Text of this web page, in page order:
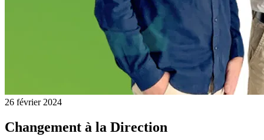
26 février 2024
Changement à la Direction